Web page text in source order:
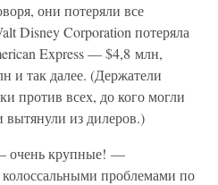
они потеряли все
Disney Corporation потеряла
Express — $4,8 млн,
и так далее. (Держатели
против всех, до кого могли
вытянули из дилеров.)
очень крупные! —
проблемами по